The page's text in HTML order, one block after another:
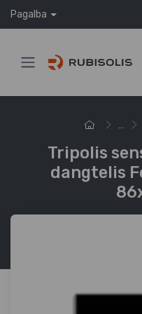
Pagalba
...
Tripolis
dangtelis